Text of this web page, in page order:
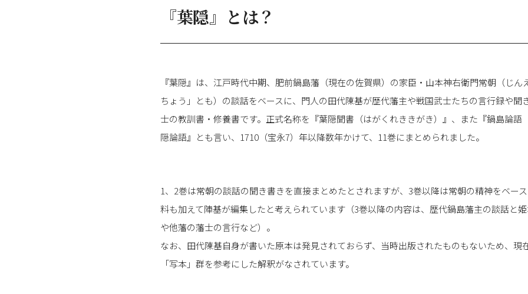
『葉隠』とは？
『葉隠』は、江戸時代中期、肥前鍋島藩（現在の佐賀県）の家臣・山本神右衛門常朝（じ
ちょう」とも）の談話をベースに、門人の田代陳基が歴代藩主や戦国武士たちの言行録や聞
士の教訓書・修養書です。正式名称を『葉隠聞書（はがくれききがき）』、また『鍋島論語
隠論語』とも言い、1710（宝永7）年以降数年かけて、11巻にまとめられました。
1、2巻は常朝の談話の聞き書きを直接まとめたとされますが、3巻以降は常朝の精神をベー
料も加えて陣基が編集したと考えられています（3巻以降の内容は、歴代鍋島藩主の談話と
や他藩の藩士の言行など）。
なお、田代陳基自身が書いた原本は発見されておらず、当時出版されたものもないため、現
「写本」群を参考にした解釈がなされています。